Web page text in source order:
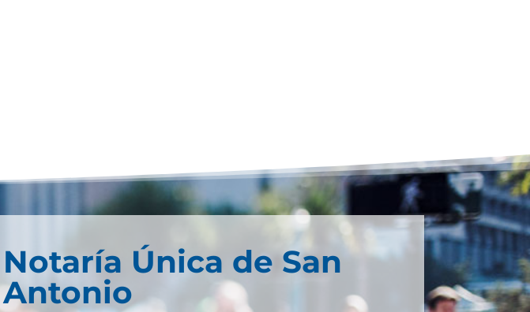
Notaría Única de San
Antonio